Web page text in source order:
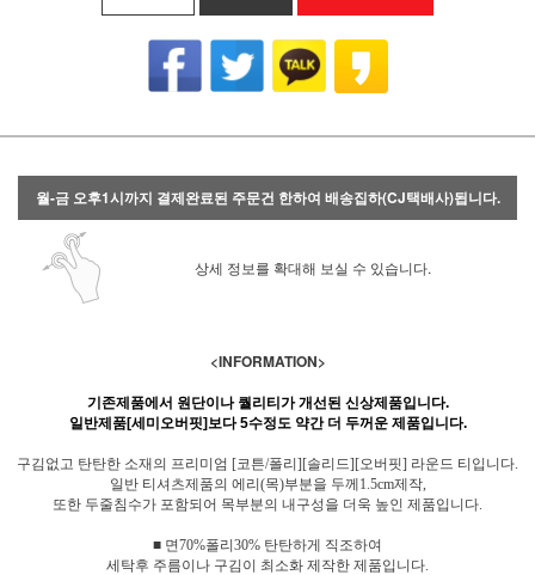
월-금 오후1시까지 결제완료된 주문건 한하여 배송집하(CJ택배사)됩니다.
상세 정보를 확대해 보실 수 있습니다.
<INFORMATION>
기존제품에서 원단이나 퀄리티가 개선된 신상제품입니다.
일반제품[세미오버핏]보다 5수정도 약간 더 두꺼운 제품입니다.
구김없고 탄탄한 소재의 프리미엄 [코튼/폴리][솔리드][오버핏] 라운드 티입니다.
일반 티셔츠제품의 에리(목)부분을 두께1.5cm제작,
또한 두줄침수가 포함되어 목부분의 내구성을 더욱 높인 제품입니다.
■ 면70%폴리30% 탄탄하게 직조하여
세탁후 주름이나 구김이 최소화 제작한 제품입니다.